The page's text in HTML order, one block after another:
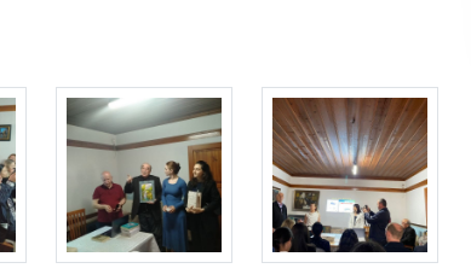
Vakfımızı Ziyaret
Abhazyalı Öğrencilerden Vakfımızı Ziyaret
Abhazyalı